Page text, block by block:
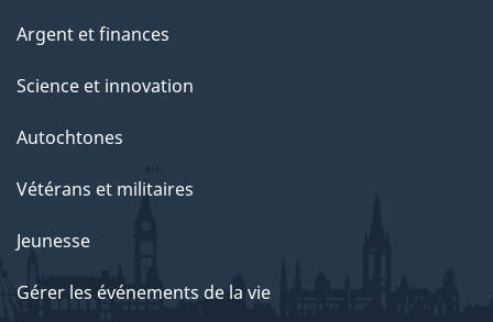
Argent et finances
Science et innovation
Autochtones
Vétérans et militaires
Jeunesse
Gérer les événements de la vie